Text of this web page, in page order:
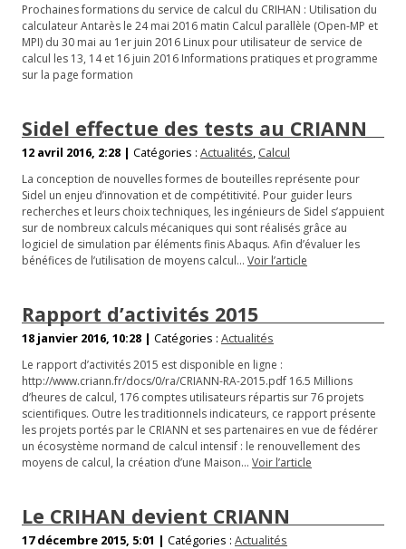
Prochaines formations du service de calcul du CRIHAN : Utilisation du
calculateur Antarès le 24 mai 2016 matin Calcul parallèle (Open-MP et
MPI) du 30 mai au 1er juin 2016 Linux pour utilisateur de service de
calcul les 13, 14 et 16 juin 2016 Informations pratiques et programme
sur la page formation
Sidel effectue des tests au CRIANN
12 avril 2016, 2:28 | Catégories : Actualités, Calcul
La conception de nouvelles formes de bouteilles représente pour
Sidel un enjeu d’innovation et de compétitivité. Pour guider leurs
recherches et leurs choix techniques, les ingénieurs de Sidel s’appuient
sur de nombreux calculs mécaniques qui sont réalisés grâce au
logiciel de simulation par éléments finis Abaqus. Afin d’évaluer les
bénéfices de l’utilisation de moyens calcul… Voir l’article
Rapport d’activités 2015
18 janvier 2016, 10:28 | Catégories : Actualités
Le rapport d’activités 2015 est disponible en ligne :
http://www.criann.fr/docs/0/ra/CRIANN-RA-2015.pdf 16.5 Millions
d’heures de calcul, 176 comptes utilisateurs répartis sur 76 projets
scientifiques. Outre les traditionnels indicateurs, ce rapport présente
les projets portés par le CRIANN et ses partenaires en vue de fédérer
un écosystème normand de calcul intensif : le renouvellement des
moyens de calcul, la création d’une Maison… Voir l’article
Le CRIHAN devient CRIANN
17 décembre 2015, 5:01 | Catégories : Actualités